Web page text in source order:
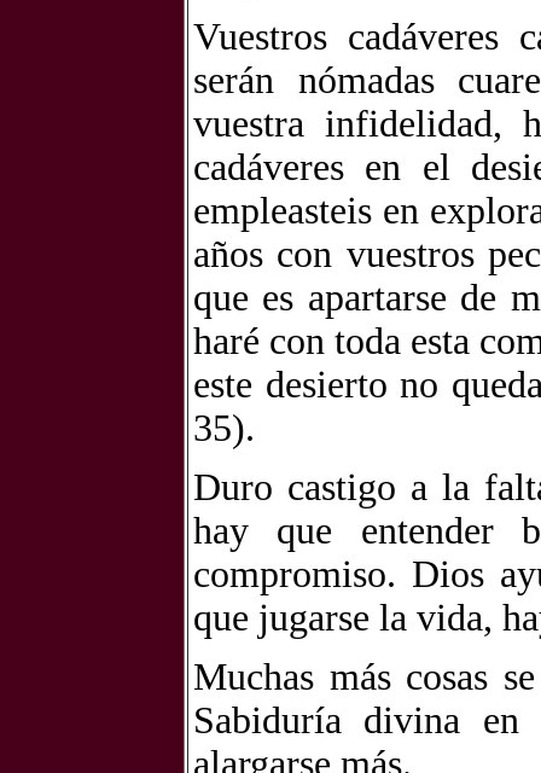
Vuestros cadáveres
serán nómadas
vuestra infidelidad,
cadáveres en el
empleasteis en
años con vuestros
que es apartarse de
haré con toda esta
este desierto no
35).
Duro castigo a la
hay que entender
compromiso. Dios
que jugarse la vida,
Muchas más cosas
Sabiduría divina
alargarse más.